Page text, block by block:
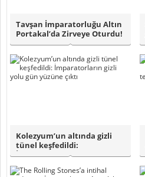
Tavşan İmparatorluğu Altın
Portakal’da Zirveye Oturdu!
Kolezyum’un altında gizli
tünel keşfedildi:
İmparatorların g..